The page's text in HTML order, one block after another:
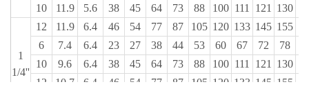
10
11.9 5.6 38 45 64 73 88 100 111 121 130
1
1/4''
12 11.9 6.4 46 54 77 87 105 120 133 145 155
6
7.4 6.4 23 27 38 44 53 60 67 72 78
10
9.6 6.4 38 45 64 73 88 100 111 121 130
12
10.7 6.4 46 54 77 87 105 120 133 145 155